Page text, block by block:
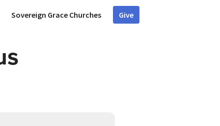
Sovereign Grace Churches Give